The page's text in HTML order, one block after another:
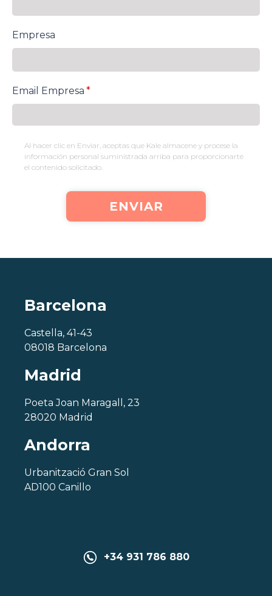
Empresa
Email Empresa *
Al hacer clic en Enviar, aceptas que Kale almacene y procese la
información personal suministrada arriba para proporcionarte
el contenido solicitado.
Barcelona
Castella, 41-43
08018 Barcelona
Madrid
Poeta Joan Maragall, 23
28020 Madrid
Andorra
Urbanització Gran Sol
AD100 Canillo
+34 931 786 880